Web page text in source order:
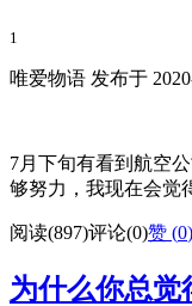
1
唯爱物语 发布于
7月下旬有看到航空
够努力，我现在会觉
阅读(897)评论(0)赞 (0)
为什么你总觉